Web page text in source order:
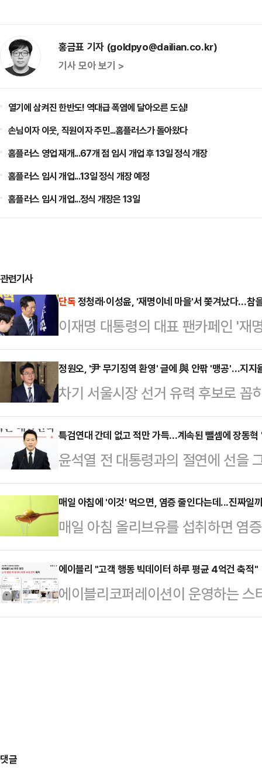
홍금표 기자 (goldpyo@dailian.co.kr)
기사 모아 보기 >
열기에 삼켜진 한반도! 역대급 폭염에 달아오른 도심!
손님이자 이웃, 직원이자 주민...홈플러스가 돌아왔다
홈플러스 영업 재개...67개 점 임시 개업 후 13일 정식 개장
홈플러스 임시 개업...13일 정식 개장 예정
홈플러스 임시 개업...정식 개장은 13일
관련기사
단독정청래·이성윤, '재명이네 마을'서 쫓겨났다…참
이재명 대통령의 대표 팬카페인 '재
표와 이성윤 최고위원이 강제 탈퇴
그동안 이 대통령과 각을 세우는 듯
을 수 없다는 입장을 모은 것으로
는 22일 공지를 통해 정 대표와 이
과, 전체 투표수 1231표 중 찬성
인사를 강퇴, 추방하기로 결정했다
정원오, '尹 무기징역 환영' 글에 與 안팎 '맹공'…지지
차기 서울시장 선거 유력 후보로 꼽
주당 내 경쟁 후보군과 강성 지지층
우두머리 혐의를 받는 윤석열 전 대
SNS에 환영의 글을 올렸던 게 발
달리는 정 구청장이 강성 지지층의
작용할지 주목된다.22일 정치권에
의 선고 직후 정 구청장의 페이스북
지층 사이에서 …
특검연대 간데 없고 적만 가득…계속된 뺄셈에 장동혁
윤석열 전 대통령과의 절연에 선을
팎의 반발이 거세지고 있다. 6·3 지
윤어게인을 당의 공식 노선으로 선
분출하는 모양새다. 특히 지선을 앞
책연대에 나섰던 개혁신당마저 '연
더 심화될 우려도 제기된다.국민의
최한다. 의원총회에선 장동혁 대표
관련한 격론이 벌…
매일 아침에 '이것' 먹으면, 염증 줄인다는데...진짜일
매일 아침 올리브유를 섭취하면 염
섭취의 건강효과미국 식품의약국
우 심혈관질환 예방 효과를 볼 수
부하게 함유하고 있어 혈중 콜레스
올리브에 함유된 항산화 성분인 폴
에이블리 "고객 행동 빅데이터 하루 평균 4억건 축적"
에이블리코퍼레이션이 운영하는
4억건의 고객 행동 빅데이터가 축
댓글